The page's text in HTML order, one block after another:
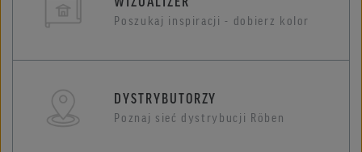
Poszukaj inspiracji - dobierz kolor
DYSTRYBUTORZY
Poznaj sieć dystrybucji Röben